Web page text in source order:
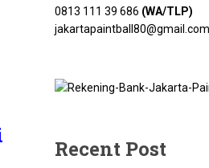
0813 111 39 686 (WA/TLP)
jakartapaintball80@gmail.com
Recent Post